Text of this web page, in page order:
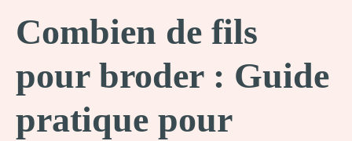
Combien de fils
pour broder : Guide
pratique pour